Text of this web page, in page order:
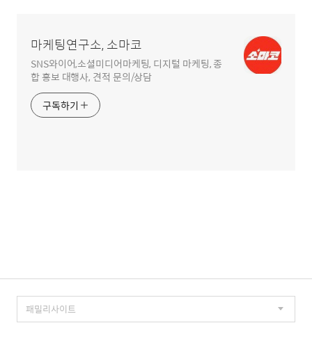
마케팅연구소, 소마코
SNS와이어,소셜미디어마케팅, 디지털 마케팅, 종
합 홍보 대행사, 견적 문의/상담
구독하기